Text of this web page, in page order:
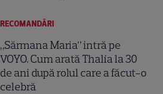
RECOMANDĂRI
„Sărmana Maria” intră pe
VOYO. Cum arată Thalía la 30
de ani după rolul care a făcut-o
celebră